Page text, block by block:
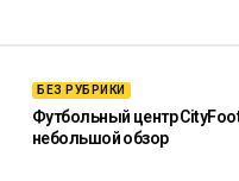
БЕЗ РУБРИКИ
Футбольный центр
небольшой обзор